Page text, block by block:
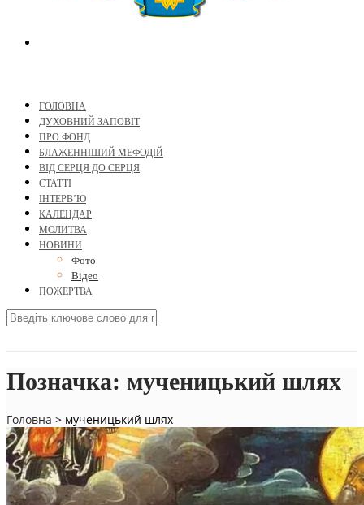
ГОЛОВНА
ДУХОВНИЙ ЗАПОВІТ
ПРО ФОНД
БЛАЖЕННІШИЙ МЕФОДІЙ
ВІД СЕРЦЯ ДО СЕРЦЯ
СТАТТІ
ІНТЕРВ’Ю
КАЛЕНДАР
МОЛИТВА
НОВИНИ
Фото
Відео
ПОЖЕРТВА
Позначка: мученицький шлях
Головна > мученицький шлях